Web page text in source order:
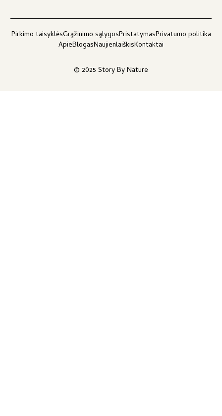
© 2025 Story By Nature
Pirkimo taisyklėsGrąžinimo sąlygosPristatymasPrivatumo politika
ApieBlogasNaujienlaiškisKontaktai